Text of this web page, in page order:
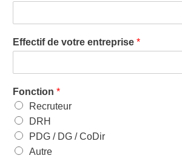
Effectif de votre entreprise *
Fonction *
Recruteur
DRH
PDG / DG / CoDir
Autre